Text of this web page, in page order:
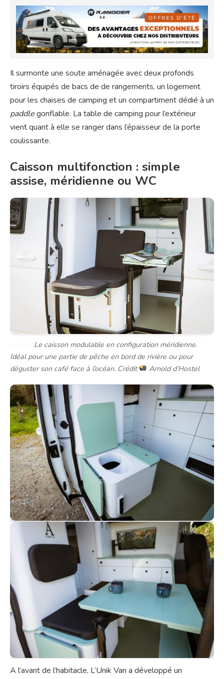
Il surmonte une soute aménagée avec deux profonds
tiroirs équipés de bacs de de rangements, un logement
pour les chaises de camping et un compartiment dédié à un
paddlegonflable. La table de camping pour l’extérieur
vient quant à elle se ranger dans l’épaisseur de la porte
coulissante.
Caisson multifonction : simple
assise, méridienne ou WC
Le caisson modulable en configuration méridienne.
Idéal pour une partie de pêche en bord de rivière ou pour
déguster son café face à l’océan. Crédit
Arnold d’Hostel
A l’avant de l’habitacle, L’Unik Van a développé un